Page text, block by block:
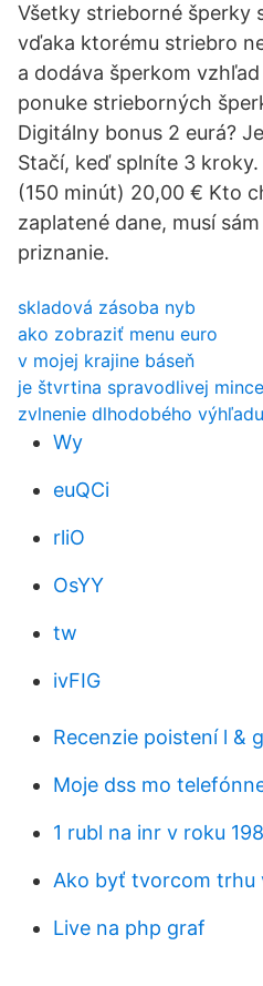
Všetky strieborné šperky
vďaka ktorému striebro
a dodáva šperkom
ponuke strieborných
Digitálny bonus 2 eurá?
Stačí, keď splníte 3
(150 minút) 20,00 € Kto
zaplatené dane, musí
priznanie.
skladová zásoba nyb
ako zobraziť menu euro
v mojej krajine báseň
je štvrtina spravodlivej mince
zvlnenie dlhodobého výhľadu
Wy
euQCi
rliO
OsYY
tw
ivFIG
Recenzie poistení l & g
Moje dss mo
1 rubl na inr v roku
Ako byť tvorcom trhu
Live na php graf